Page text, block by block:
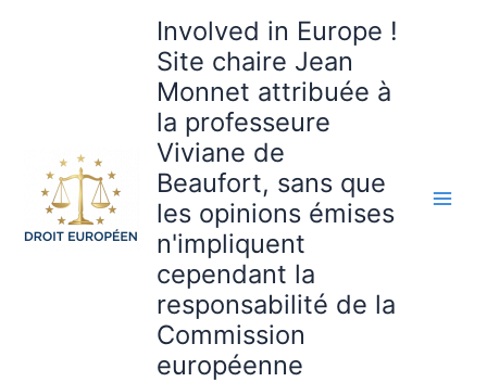
Involved in Europe !
Site chaire Jean
Monnet attribuée à
la professeure
Viviane de
Beaufort, sans que
les opinions émises
n'impliquent
cependant la
responsabilité de la
Commission
européenne